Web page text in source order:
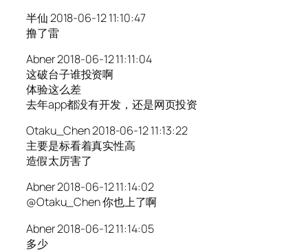
半仙 2018-06-12 11:10:47
撸了雷
Abner 2018-06-12 11:11:04
这破台子谁投资啊
体验这么差
去年app都没有开发，还是网页投资
Otaku_Chen 2018-06-12 11:13:22
主要是标看着真实性高
造假太厉害了
Abner 2018-06-12 11:14:02
@Otaku_Chen 你也上了啊
Abner 2018-06-12 11:14:05
多少